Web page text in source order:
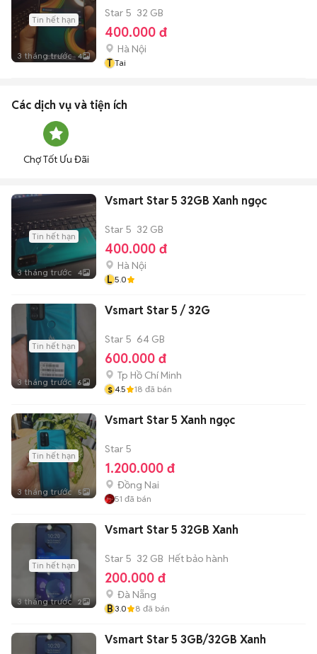
Tin hết hạn
3 tháng trước 4
Star 5 32 GB
400.000 đ
Hà Nội
T Tai
Các dịch vụ và tiện ích
Chợ Tốt Ưu Đãi
Tin hết hạn
3 tháng trước 4
Vsmart Star 5 32GB Xanh ngọc
Star 5 32 GB
400.000 đ
Hà Nội
L 5.0
Tin hết hạn
3 tháng trước 6
Vsmart Star 5 / 32G
Star 5 64 GB
600.000 đ
Tp Hồ Chí Minh
s 4.5 18 đã bán
Tin hết hạn
3 tháng trước 5
Vsmart Star 5 Xanh ngọc
Star 5
1.200.000 đ
Đồng Nai
51 đã bán
Tin hết hạn
3 tháng trước 2
Vsmart Star 5 32GB Xanh
Star 5 32 GB Hết bảo hành
200.000 đ
Đà Nẵng
B3.0 8 đã bán
Vsmart Star 5 3GB/32GB Xanh